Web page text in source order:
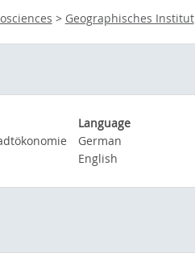
> Geographisches Institut
Language
German
English